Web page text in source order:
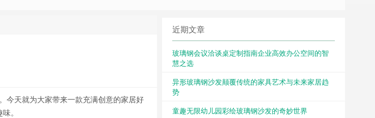
今天就为大家带来一款充满创意的家居好
。
近期文章
玻璃钢会议洽谈桌定制指南企业高效办公空间的智
慧之选
异形玻璃钢沙发颠覆传统的家具艺术与未来家居趋
势
童趣无限幼儿园彩绘玻璃钢沙发的奇妙世界